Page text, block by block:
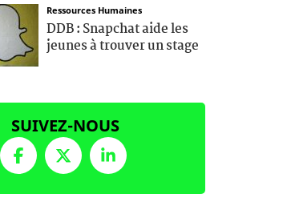
Ressources Humaines
DDB : Snapchat aide les
jeunes à trouver un stage
SUIVEZ-NOUS